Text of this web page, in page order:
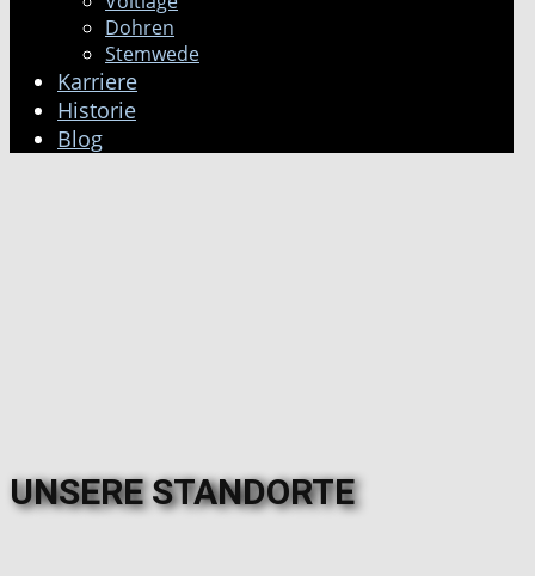
Dohren
Stemwede
Karriere
Historie
Blog
UNSERE STANDORTE